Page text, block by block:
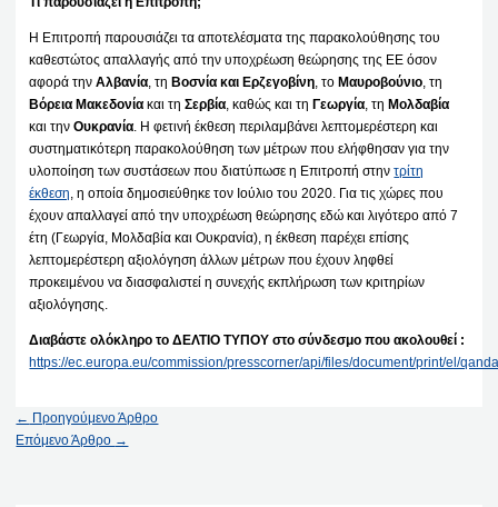
Η Επιτροπή παρουσιάζει τα αποτελέσματα της παρακολούθησης του
καθεστώτος απαλλαγής από την υποχρέωση θεώρησης της ΕΕ όσον
αφορά τηνΑλβανία, τη Βοσνία και Ερζεγοβίνη, το Μαυροβούνιο, τη
Βόρεια Μακεδονία και τηΣερβία, καθώς και τη Γεωργία, τη Μολδαβία
και τηνΟυκρανία. Η φετινή έκθεση περιλαμβάνει λεπτομερέστερη και
συστηματικότερη παρακολούθηση των μέτρων που ελήφθησαν για την
υλοποίηση των συστάσεων που διατύπωσε η Επιτροπή στηντρίτη
έκθεση, η οποία δημοσιεύθηκε τον Ιούλιο του 2020. Για τις χώρες που
έχουν απαλλαγεί από την υποχρέωση θεώρησης εδώ και λιγότερο από 7
έτη (Γεωργία, Μολδαβία και Ουκρανία), η έκθεση παρέχει επίσης
λεπτομερέστερη αξιολόγηση άλλων μέτρων που έχουν ληφθεί
προκειμένου να διασφαλιστεί η συνεχής εκπλήρωση των κριτηρίων
αξιολόγησης.
Διαβάστε ολόκληρο το ΔΕΛΤΙΟ ΤΥΠΟΥ στο σύνδεσμο που ακολουθεί :
https://ec.europa.eu/commission/presscorner/api/files/document/print/el/
← Προηγούμενο Άρθρο
Επόμενο Άρθρο →